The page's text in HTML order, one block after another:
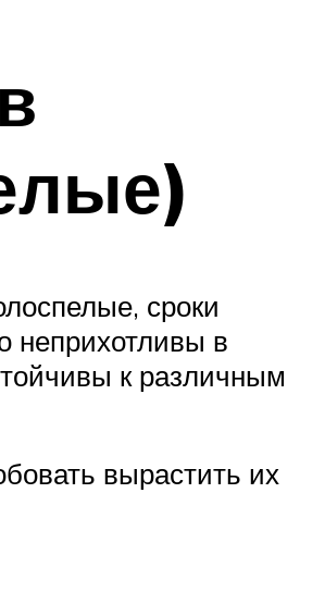
сроки
неприхотливы в
к различным
вырастить их